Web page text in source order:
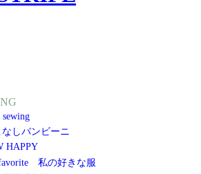
sewing
なしバンビーニ
HAPPY
favorite 私の好きな服